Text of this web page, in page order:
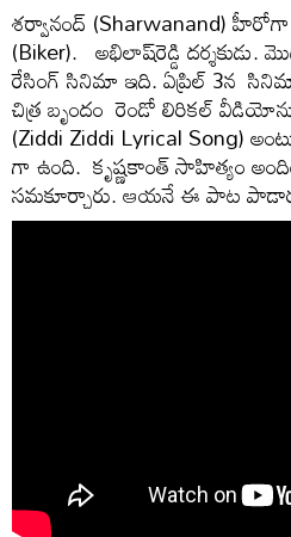
శర్వానంద్‌ (Sharwanand) హీరోగా
(Biker). అభిలాష్‌రెడ్డి
రేసింగ్‌ సినిమా ఇది. ఏప్రిల్‌ 3న
చిత్ర బృందం రెండో లిరికల్‌ వీడియోను
(Ziddi Ziddi Lyrical Song)
గా ఉంది. కృష్ణకాంత్‌ సాహిత్యం
సమకూర్చారు. ఆయనే ఈ పాట